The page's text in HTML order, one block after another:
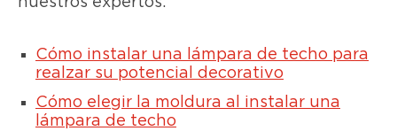
Cómo instalar una lámpara de techo para
realzar su potencial decorativo
Cómo elegir la moldura al instalar una
lámpara de techo